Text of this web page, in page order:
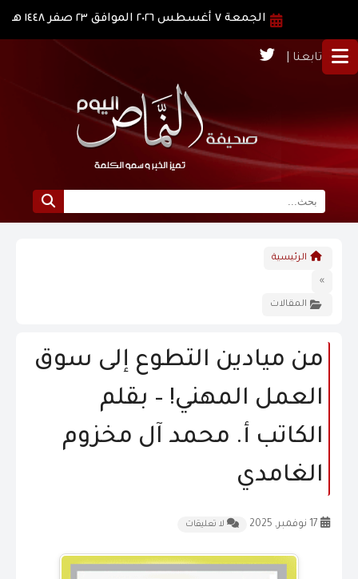
الجمعة ٧ أغسطس ٢٠٢٦ الموافق ٢٣ صفر ١٤٤٨ هـ
تابعنا |
نبذة عن النماص
الرؤية و الرسالة
الاخبار
الرئيسية
»
المقالات
من ميادين التطوع إلى سوق
العمل المهني! – بقلم
الكاتب أ. محمد آل مخزوم
الغامدي
لا تعليقات